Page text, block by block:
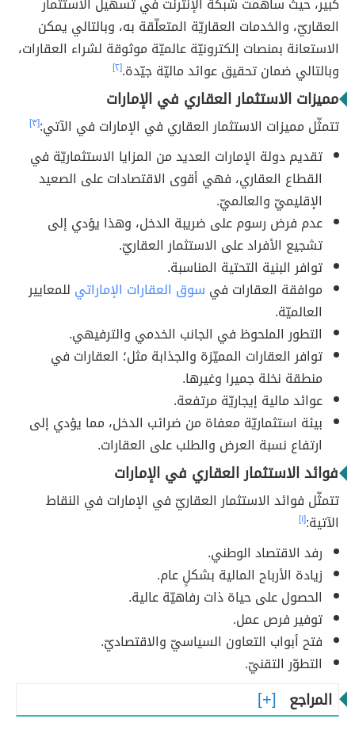
العقاريّ، والخدمات العقاريّة المتعلّقة به، وبالتالي يمكن
الاستعانة بمنصات إلكترونيّة عالميّة موثوقة لشراء العقارات،
وبالتالي ضمان تحقيق عوائد ماليّة جيّدة.[٢]
مميزات الاستثمار العقاري في الإمارات
تتمثّل مميزات الاستثمار العقاري في الإمارات في الآتي:[٣]
تقديم دولة الإمارات العديد من المزايا الاستثماريّة في
القطاع العقاري، فهي أقوى الاقتصادات على الصعيد
الإقليميّ والعالميّ.
عدم فرض رسوم على ضريبة الدخل، وهذا يؤدي إلى
تشجيع الأفراد على الاستثمار العقاريّ.
توافر البنية التحتية المناسبة.
موافقة العقارات في سوق العقارات الإماراتي للمعايير
العالميّة.
التطور الملحوظ في الجانب الخدمي والترفيهي.
توافر العقارات المميّزة والجذابة مثل؛ العقارات في
منطقة نخلة جميرا وغيرها.
عوائد مالية إيجاريّة مرتفعة.
بيئة استثماريّة معفاة من ضرائب الدخل، مما يؤدي إلى
ارتفاع نسبة العرض والطلب على العقارات.
فوائد الاستثمار العقاري في الإمارات
تتمثّل فوائد الاستثمار العقاريّ في الإمارات في النقاط
الآتية:[١]
رفد الاقتصاد الوطني.
زيادة الأرباح المالية بشكلٍ عام.
الحصول على حياة ذات رفاهيّة عالية.
توفير فرص عمل.
فتح أبواب التعاون السياسيّ والاقتصاديّ.
التطوّر التقنيّ.
المراجع